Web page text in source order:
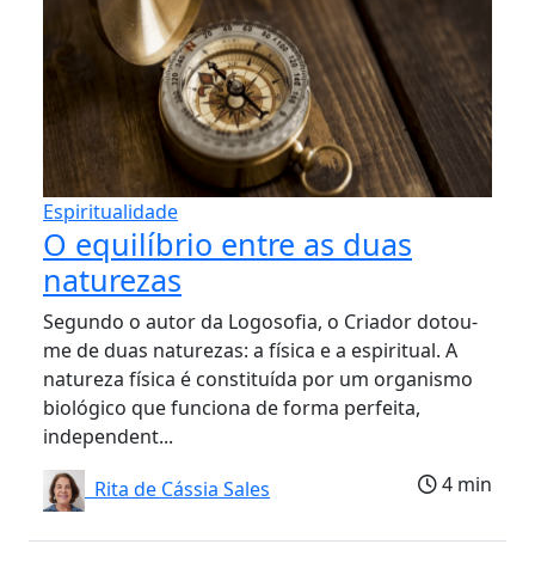
Espiritualidade
O equilíbrio entre as duas
naturezas
Segundo o autor da Logosofia, o Criador dotou-
me de duas naturezas: a física e a espiritual. A
natureza física é constituída por um organismo
biológico que funciona de forma perfeita,
independent...
Rita de Cássia Sales
4 min